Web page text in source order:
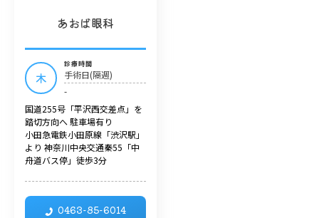
あおば眼科
木
診療時間
手術日(隔週)
-
国道255号「平沢西交差点」を
踏切方向へ 駐車場有り
小田急電鉄小田原線「渋沢駅」
より 神奈川中央交通秦55「中
舟道バス停」徒歩3分
0463-85-6014